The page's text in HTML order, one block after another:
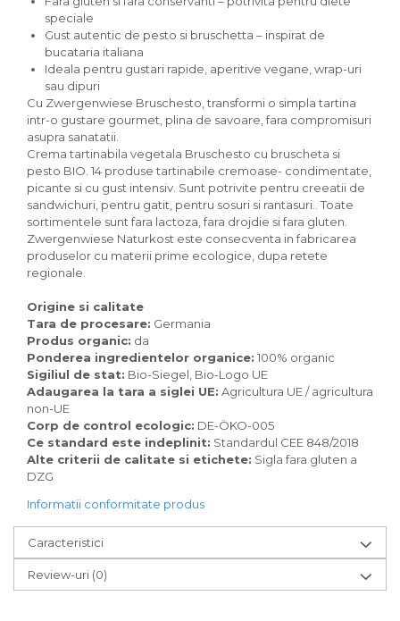
Paste bio fara gluten
Paste bio integrale
Paste bio pentru copii
Paste fainoase bio
Pateu, sosuri si conserve
Conserve de peste bio
Crenvursti si pateu din carne bio
Pateu bio si creme vegetale
Sosuri bio
Produse din tomate
Ketchup bio
Sosuri bio din tomate
Sucuri si bauturi bio
Lapte bio si bauturi vegetale
Sirop bio
Sucuri din fructe si legume bio
Superalimente
Pudre proteice bio
Superalimente bio
Uleiuri, grasimi si otet
Grasimi bio
Ulei de masline bio
Uleiuri esentiale alimentare bio
Uleiuri Oxyguard
speciale
Gust autentic de pesto si bruschetta – inspirat de
bucataria italiana
Ideala pentru gustari rapide, aperitive vegane, wrap-uri
sau dipuri
Cu Zwergenwiese Bruschesto, transformi o simpla tartina
intr-o gustare gourmet, plina de savoare, fara compromisuri
asupra sanatatii.
Crema tartinabila vegetala Bruschesto cu bruscheta si
pesto BIO. 14 produse tartinabile cremoase- condimentate,
picante si cu gust intensiv. Sunt potrivite pentru creeatii de
sandwichuri, pentru gatit, pentru sosuri si rantasuri.. Toate
sortimentele sunt fara lactoza, fara drojdie si fara gluten.
Zwergenwiese Naturkost este consecventa in fabricarea
produselor cu materii prime ecologice, dupa retete
regionale.
Origine si calitate
Tara de procesare: Germania
Produs organic: da
Ponderea ingredientelor organice: 100% organic
Sigiliul de stat: Bio-Siegel, Bio-Logo UE
Adaugarea la tara a siglei UE: Agricultura UE / agricultura
non-UE
Corp de control ecologic: DE-ÖKO-005
Ce standard este indeplinit: Standardul CEE 848/2018
Alte criterii de calitate si etichete: Sigla fara gluten a
DZG
Informatii conformitate produs
Caracteristici
Review-uri (0)